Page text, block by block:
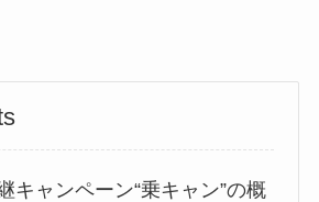
キャンペーン“乗キャン”の概